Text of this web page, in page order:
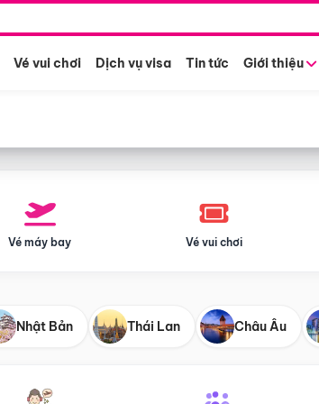
Vé vui chơi Dịch vụ visa Tin tức Giới thiệu
Vé máy bay Vé vui chơi
Nhật Bản Thái Lan Châu Âu